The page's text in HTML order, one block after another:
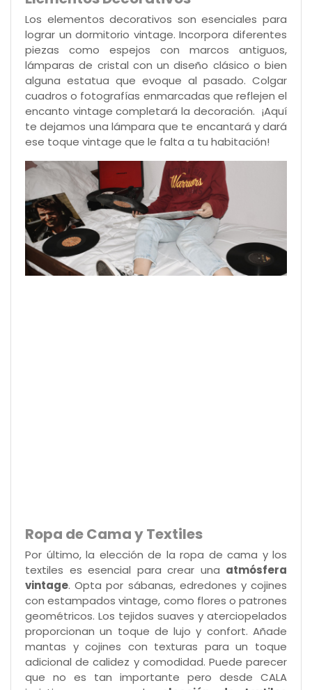
Los elementos decorativos son esenciales para
lograr un dormitorio vintage. Incorpora diferentes
piezas como espejos con marcos antiguos,
lámparas de cristal con un diseño clásico o bien
alguna estatua que evoque al pasado. Colgar
cuadros o fotografías enmarcadas que reflejen el
encanto vintage completará la decoración. ¡Aquí
te dejamos una lámpara que te encantará y dará
ese toque vintage que le falta a tu habitación!
Ropa de Cama y Textiles
Por último, la elección de la ropa de cama y los
textiles es esencial para crear una atmósfera
vintage. Opta por sábanas, edredones y cojines
con estampados vintage, como flores o patrones
geométricos. Los tejidos suaves y aterciopelados
proporcionan un toque de lujo y confort. Añade
mantas y cojines con texturas para un toque
adicional de calidez y comodidad. Puede parecer
que no es tan importante pero desde CALA